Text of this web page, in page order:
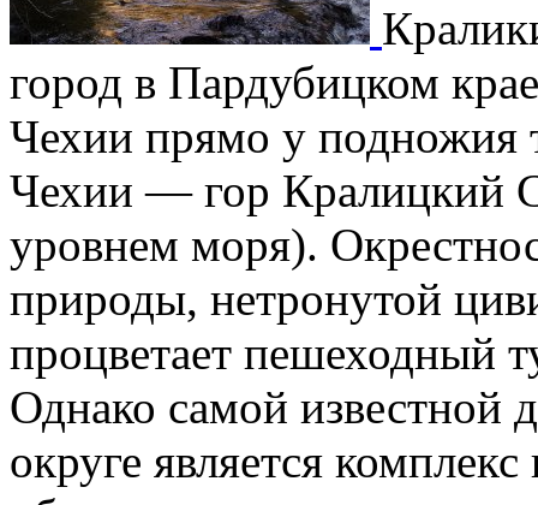
город в Пардубицком
Чехии прямо у подножия
Чехии — гор Кралицкий
уровнем моря).
природы, нетронутой
процветает пешеходный
Однако самой известной
округе является